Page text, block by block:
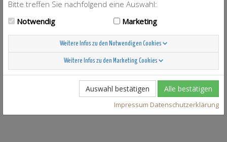
Bitte treffen Sie nachfolgend eine Auswahl:
Notwendig
Marketing
Weitere Infos zu den Notwendigen Cookies
Weitere Infos zu den Marketing Cookies
Auswahl bestätigen Alle bestätigen
Impressum Datenschutzerklärung